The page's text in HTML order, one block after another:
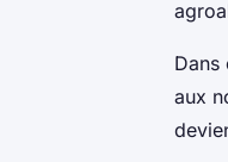
Dans
aux